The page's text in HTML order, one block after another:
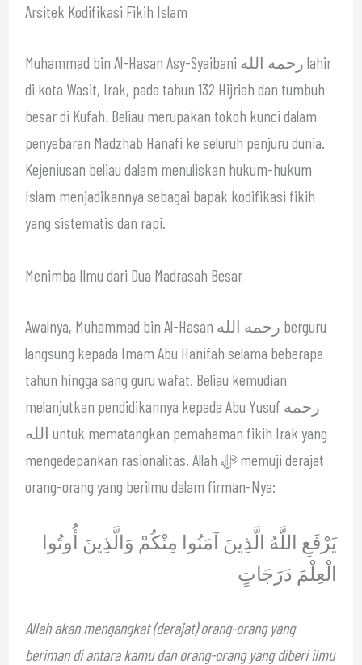
Arsitek Kodifikasi Fikih Islam
Muhammad bin Al-Hasan Asy-Syaibani رحمه الله lahir
di kota Wasit, Irak, pada tahun 132 Hijriah dan tumbuh
besar di Kufah. Beliau merupakan tokoh kunci dalam
penyebaran Madzhab Hanafi ke seluruh penjuru dunia.
Kejeniusan beliau dalam menuliskan hukum-hukum
Islam menjadikannya sebagai bapak kodifikasi fikih
yang sistematis dan rapi.
Menimba Ilmu dari Dua Madrasah Besar
Awalnya, Muhammad bin Al-Hasan رحمه الله berguru
langsung kepada Imam Abu Hanifah selama beberapa
tahun hingga sang guru wafat. Beliau kemudian
melanjutkan pendidikannya kepada Abu Yusuf رحمه
الله untuk mematangkan pemahaman fikih Irak yang
mengedepankan rasionalitas. Allah ﷻ memuji derajat
orang-orang yang berilmu dalam firman-Nya:
يَرْفَعِ اللَّهُ الَّذِينَ آمَنُوا مِنْكُمْ وَالَّذِينَ أُوتُوا
الْعِلْمَ دَرَجَاتٍ
Allah akan mengangkat (derajat) orang-orang yang
beriman di antara kamu dan orang-orang yang diberi ilmu